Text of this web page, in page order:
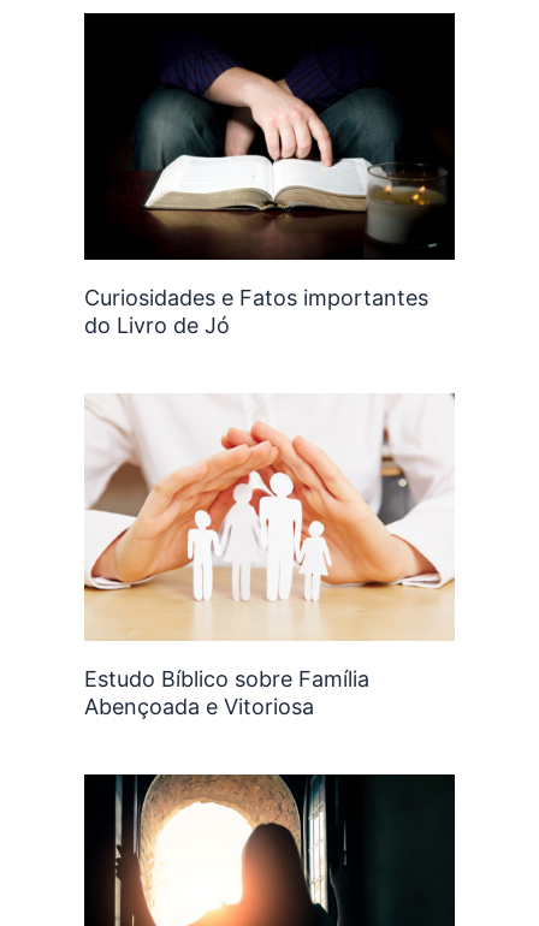
Curiosidades e Fatos importantes
do Livro de Jó
Estudo Bíblico sobre Família
Abençoada e Vitoriosa